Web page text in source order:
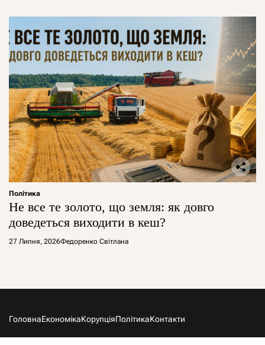
Політика
Не все те золото, що земля: як довго
доведеться виходити в кеш?
27 Липня, 2026Федоренко Світлана
ГоловнаЕкономікаКорупціяПолітикаКонтакти